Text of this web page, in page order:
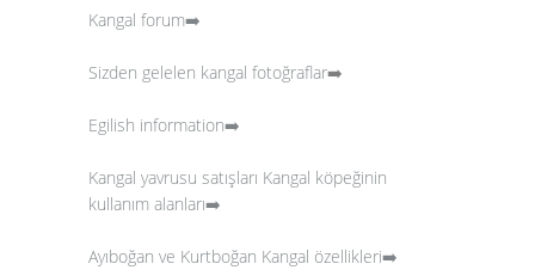
Kangal forum➡️
Sizden gelelen kangal fotoğraflar➡️
Egilish information➡️
Kangal yavrusu satışları Kangal köpeğinin
kullanım alanları➡️
Ayıboğan ve Kurtboğan Kangal özellikleri➡️